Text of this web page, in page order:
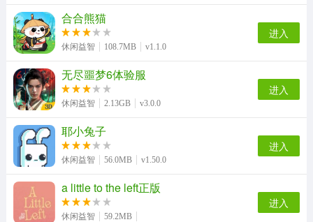
合合熊猫
休闲益智 108.7MB v1.1.0
进入
无尽噩梦6体验服
休闲益智 2.13GB v3.0.0
进入
耶小兔子
休闲益智 56.0MB v1.50.0
进入
a little to the left正版
休闲益智 59.2MB
进入